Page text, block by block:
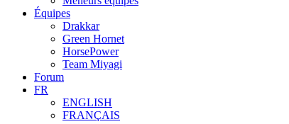
Équipes
Drakkar
Green Hornet
HorsePower
Team Miyagi
Forum
FR
ENGLISH
FRANÇAIS